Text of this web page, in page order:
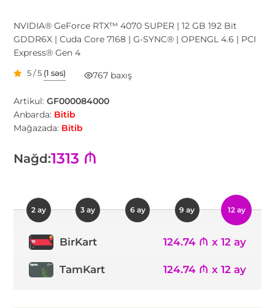
NVIDIA® GeForce RTX™ 4070 SUPER | 12 GB 192 Bit
GDDR6X | Cuda Core 7168 | G-SYNC® | OPENGL 4.6 | PCI
Express® Gen 4
5 / 5 (1 səs) 767 baxış
Artikul:GF000084000
Anbarda: Bitib
Mağazada: Bitib
Nağd:1313 ₼
2 ay 3 ay 6 ay 9 ay 12 ay
BirKart 124.74 ₼ x 12 ay
TamKart 124.74 ₼ x 12 ay